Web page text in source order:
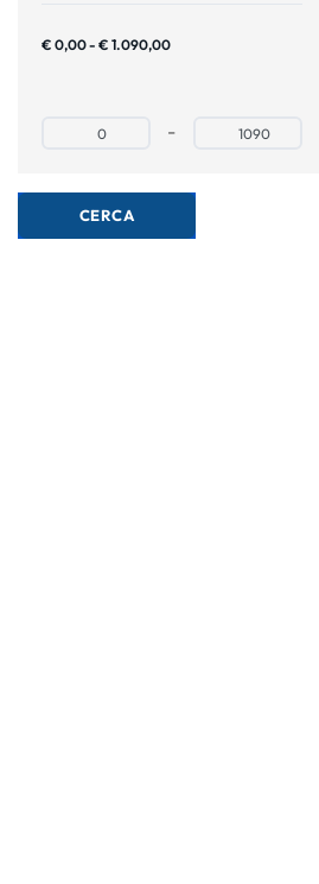
€ 0,00 - € 1.090,00
Prezzo minimo - Prezzo massimo